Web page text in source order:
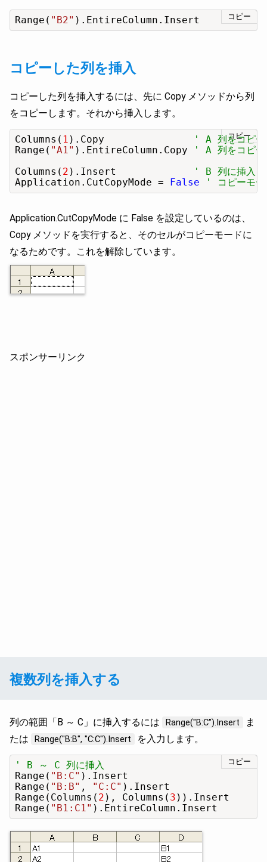
コピー
Range( "B2" ).EntireColumn.Insert
コピーした列を挿入
コピーした列を挿入するには、先に Copy メソッドから列
をコピーします。それから挿入します。
コピー
Columns( 1 ).Copy
' A 列をコピー
Range( "A1" ).EntireColumn.Copy
' A 列をコピー
Columns( 2 ).Insert
' B 列に挿入
Application.CutCopyMode = False ' コピーモー
Application.CutCopyMode に False を設定しているのは、
Copy メソッドを実行すると、そのセルがコピーモードに
なるためです。これを解除しています。
スポンサーリンク
複数列を挿入する
列の範囲「B ～ C」に挿入するには Range("B:C").Insert
ま
たは
Range("B:B", "C:C").Insert を入力します。
コピー
' B ～ C 列に挿入
Range( "B:C" ).Insert
Range( "B:B" , "C:C" ).Insert
Range(Columns( 2 ), Columns( 3 )).Insert
Range( "B1:C1" ).EntireColumn.Insert